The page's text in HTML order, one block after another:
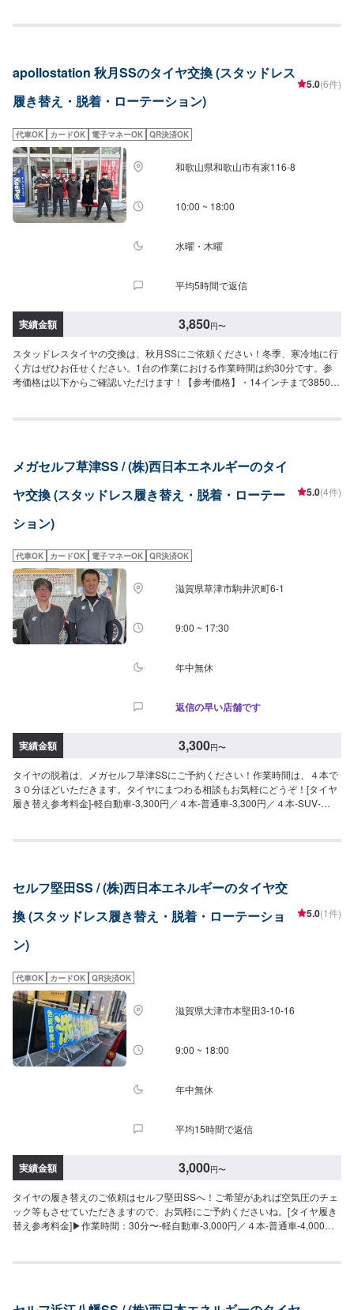
さい。
apollostation 秋月SSのタイヤ交換 (スタッドレス
履き替え・脱着・ローテーション)
5.0(6件)
代車OK カードOK 電子マネーOK QR決済OK
和歌山県和歌山市有家116-8
10:00 ~ 18:00
水曜・木曜
平均5時間で返信
実績金額 3,850円〜
スタッドレスタイヤの交換は、秋月SSにご依頼ください！冬季、寒冷地に行
く方はぜひお任せください。1台の作業における作業時間は約30分です。参
考価格は以下からご確認いただけます！【参考価格】・14インチまで3850
メガセルフ草津SS / (株)西日本エネルギーのタイ
ヤ交換 (スタッドレス履き替え・脱着・ローテー
ション)
5.0(4件)
代車OK カードOK 電子マネーOK QR決済OK
滋賀県草津市駒井沢町6-1
9:00 ~ 17:30
年中無休
返信の早い店舗です
実績金額 3,300円〜
タイヤの脱着は、メガセルフ草津SSにご予約ください！作業時間は、４本で
３０分ほどいただきます。タイヤにまつわる相談もお気軽にどうぞ！[タイヤ
履き替え参考料金]-軽自動車-3,300円／４本-普通車-3,300円／４本-SUV-
変わる場合もございます。詳細はお問い合わせください。
セルフ堅田SS / (株)西日本エネルギーのタイヤ交
換 (スタッドレス履き替え・脱着・ローテーショ
ン)
5.0(1件)
代車OK カードOK QR決済OK
滋賀県大津市本堅田3-10-16
9:00 ~ 18:00
年中無休
平均15時間で返信
実績金額 3,000円〜
タイヤの履き替えのご依頼はセルフ堅田SSへ！ご希望があれば空気圧のチェ
ック等もさせていただきますので、お気軽にご予約くださいね。[タイヤ履き
替え参考料金]▶︎作業時間：30分〜-軽自動車-3,000円／４本-普通車-4,000円
ございます。詳細はお問い合わせください。